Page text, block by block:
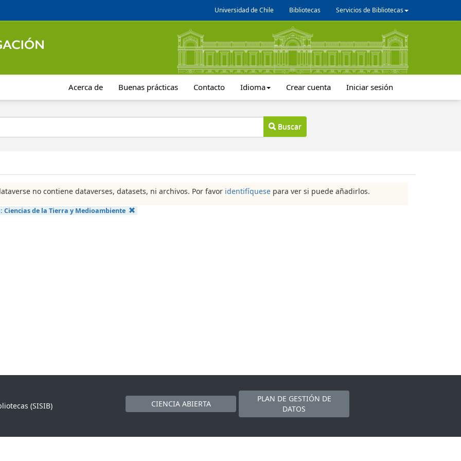
Universidad de Chile Bibliotecas Servicios de Bibliotecas
Acerca de Buenas prácticas Contacto Idioma Crear cuenta Iniciar sesión
Buscar
no contiene dataverses, datasets, ni archivos. Por favor identifíquese para ver si puede añadirlos.
Ciencias de la Tierra y Medioambiente
(SISIB)
CIENCIA ABIERTA
PLAN DE GESTIÓN DE
DATOS